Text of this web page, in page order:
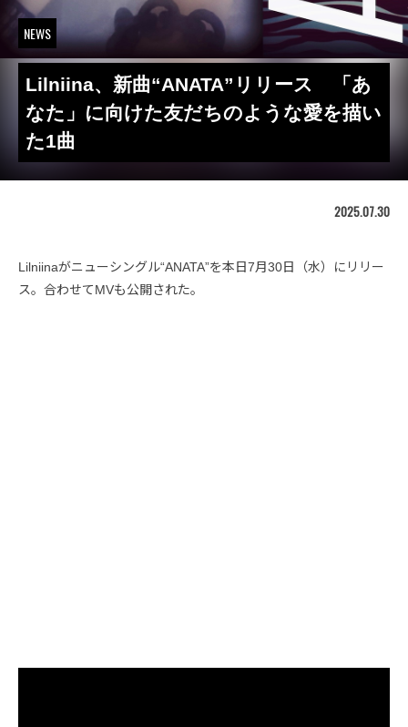
NEWS
Lilniina、新曲“ANATA”リリース 「あ
なた」に向けた友だちのような愛を描い
た1曲
2025.07.30
Lilniinaがニューシングル“ANATA”を本日7月30日（水）にリリー
ス。合わせてMVも公開された。